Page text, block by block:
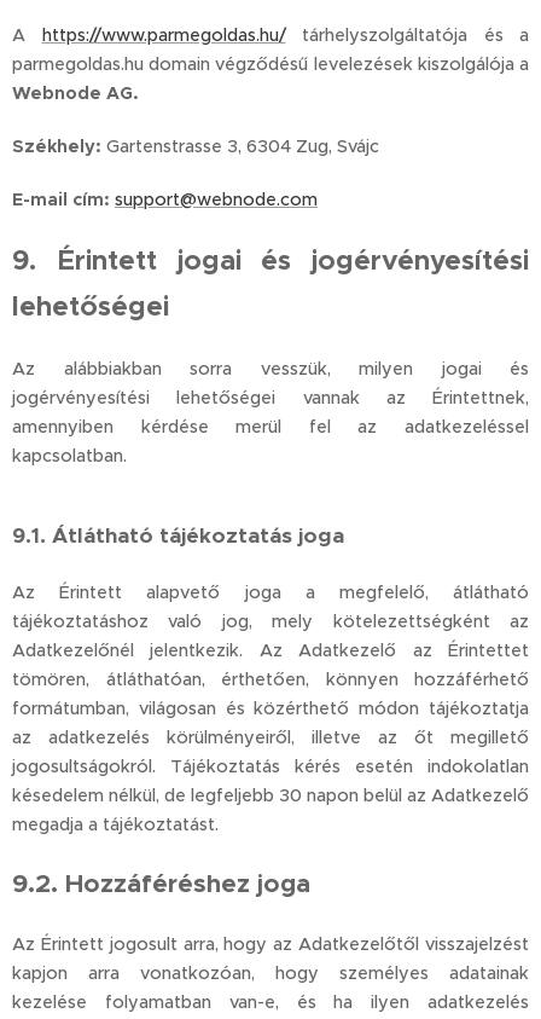
A https://www.parmegoldas.hu/tárhelyszolgáltatója és a
parmegoldas.hu domain végződésű levelezések kiszolgálója a
Webnode AG.
Székhely: Gartenstrasse 3, 6304 Zug, Svájc
E-mail cím: support@webnode.com
9. Érintett jogai és jogérvényesítési
lehetőségei
Az alábbiakban sorra vesszük, milyen jogai és
jogérvényesítési lehetőségei vannak az Érintettnek,
amennyiben kérdése merül fel az adatkezeléssel
kapcsolatban.
9.1. Átlátható tájékoztatás joga
Az Érintett alapvető joga a megfelelő, átlátható
tájékoztatáshoz való jog, mely kötelezettségként az
Adatkezelőnél jelentkezik. Az Adatkezelő az Érintettet
tömören, átláthatóan, érthetően, könnyen hozzáférhető
formátumban, világosan és közérthető módon tájékoztatja
az adatkezelés körülményeiről, illetve az őt megillető
jogosultságokról. Tájékoztatás kérés esetén indokolatlan
késedelem nélkül, de legfeljebb 30 napon belül az Adatkezelő
megadja a tájékoztatást.
9.2. Hozzáféréshez joga
Az Érintett jogosult arra, hogy az Adatkezelőtől visszajelzést
kapjon arra vonatkozóan, hogy személyes adatainak
kezelése folyamatban van-e, és ha ilyen adatkezelés